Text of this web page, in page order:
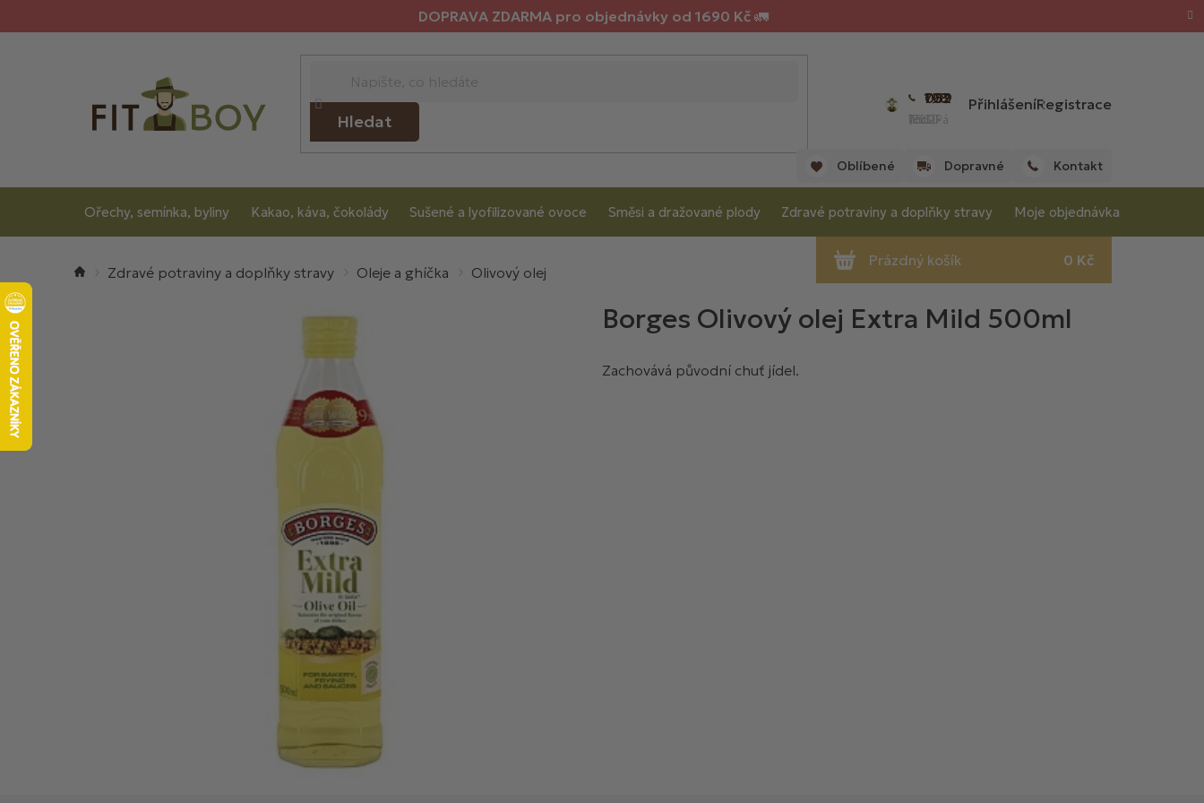
DOPRAVA ZDARMA pro objednávky od 1690 Kč 🚛
Hledat
702 059 198
(Po - Pá 7:00 - 15:30 hod.)
PřihlášeníRegistrace
Oblíbené Dopravné Kontakt
Ořechy, semínka, byliny Kakao, káva, čokolády Sušené a lyofilizované ovoce Směsi a dražované plody Zdravé potraviny a doplňky stravy Moje objednávka
Domů Zdravé potraviny a doplňky stravy Oleje a ghíčka Olivový olej
Borges Olivový olej Extra Mild 500ml
Zachovává původní chuť jídel.